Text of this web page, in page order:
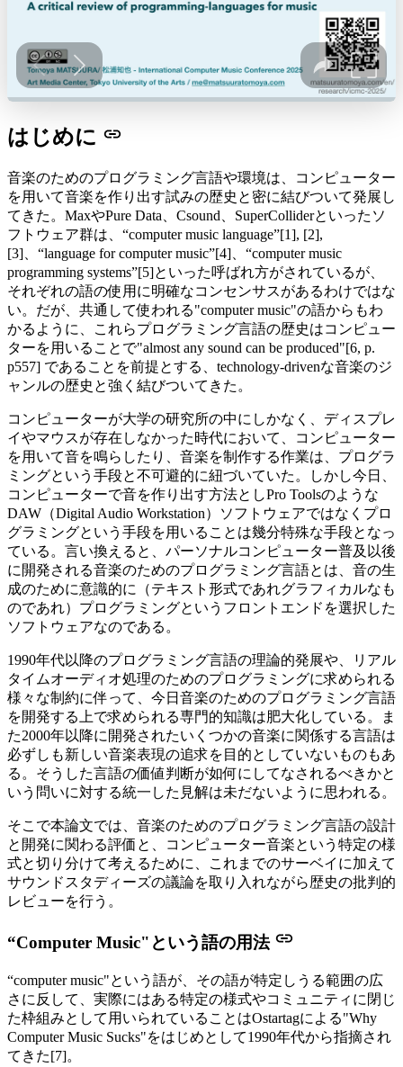
はじめに
音楽のためのプログラミング言語や環境は、コンピューター
を用いて音楽を作り出す試みの歴史と密に結びついて発展し
てきた。MaxやPure Data、Csound、SuperColliderといったソ
フトウェア群は、“computer music language”[1], [2],
[3]、“language for computer music”[4]、“computer music
programming systems”[5]といった呼ばれ方がされているが、
それぞれの語の使用に明確なコンセンサスがあるわけではな
い。だが、共通して使われる"computer music"の語からもわ
かるように、これらプログラミング言語の歴史はコンピュー
ターを用いることで"almost any sound can be produced"[6, p.
p557] であることを前提とする、technology-drivenな音楽のジ
ャンルの歴史と強く結びついてきた。
コンピューターが大学の研究所の中にしかなく、ディスプレ
イやマウスが存在しなかった時代において、コンピューター
を用いて音を鳴らしたり、音楽を制作する作業は、プログラ
ミングという手段と不可避的に紐づいていた。しかし今日、
コンピューターで音を作り出す方法としPro Toolsのような
DAW（Digital Audio Workstation）ソフトウェアではなくプロ
グラミングという手段を用いることは幾分特殊な手段となっ
ている。言い換えると、パーソナルコンピューター普及以後
に開発される音楽のためのプログラミング言語とは、音の生
成のために意識的に（テキスト形式であれグラフィカルなも
のであれ）プログラミングというフロントエンドを選択した
ソフトウェアなのである。
1990年代以降のプログラミング言語の理論的発展や、リアル
タイムオーディオ処理のためのプログラミングに求められる
様々な制約に伴って、今日音楽のためのプログラミング言語
を開発する上で求められる専門的知識は肥大化している。ま
た2000年以降に開発されたいくつかの音楽に関係する言語は
必ずしも新しい音楽表現の追求を目的としていないものもあ
る。そうした言語の価値判断が如何にしてなされるべきかと
いう問いに対する統一した見解は未だないように思われる。
そこで本論文では、音楽のためのプログラミング言語の設計
と開発に関わる評価と、コンピューター音楽という特定の様
式と切り分けて考えるために、これまでのサーベイに加えて
サウンドスタディーズの議論を取り入れながら歴史の批判的
レビューを行う。
“Computer Music"という語の用法
“computer music"という語が、その語が特定しうる範囲の広
さに反して、実際にはある特定の様式やコミュニティに閉じ
た枠組みとして用いられていることはOstartagによる"Why
Computer Music Sucks"をはじめとして1990年代から指摘され
てきた[7]。